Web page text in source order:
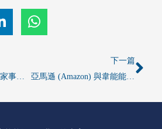
下一篇
亞馬遜 (Amazon) 與韋能能源 (Vena Energy) 宣布在昆士蘭進行 125 MW 的太陽能計畫